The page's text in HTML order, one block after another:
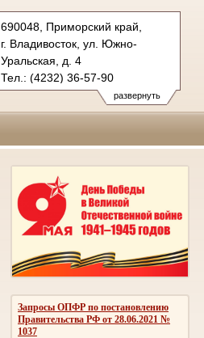
развернуть
690048, Приморский край,
г. Владивосток, ул. Южно-
Уральская, д. 4
Тел.: (4232) 36-57-90
pervorechensky.prm@sudrf.ru
Запросы ОПФР по постановлению
Правительства РФ от 28.06.2021 №
1037